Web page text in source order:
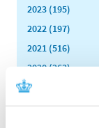
2023 (195)
2022 (197)
2021 (516)
2020 (263)
2019 (159)
2018 (150)